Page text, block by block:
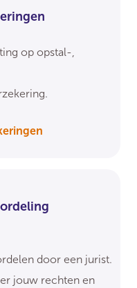
op opstal-,
door een jurist.
jouw rechten en